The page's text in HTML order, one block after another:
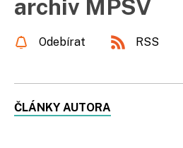
archiv MPSV
Odebírat RSS
ČLÁNKY AUTORA